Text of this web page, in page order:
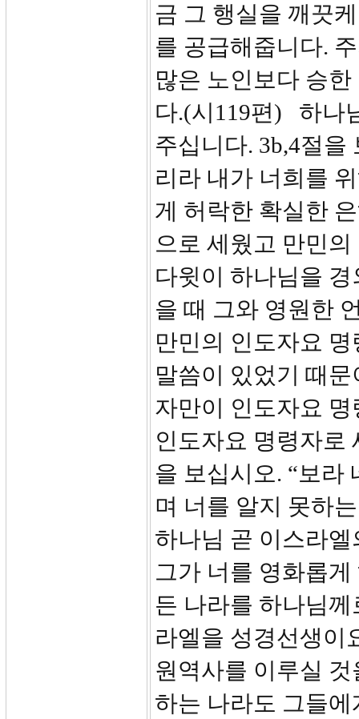
금 그 행실을 깨끗
를 공급해줍니다.
많은 노인보다 승
다.(시119편) 하나
주십니다. 3b,4절을
리라 내가 너희를
게 허락한 확실한
으로 세웠고 만민
다윗이 하나님을
을 때 그와 영원한
만민의 인도자요
말씀이 있었기 때
자만이 인도자요
인도자요 명령자로
을 보십시오. “보라
며 너를 알지 못하
하나님 곧 이스라
그가 너를 영화롭
든 나라를 하나님
라엘을 성경선생이
원역사를 이루실
하는 나라도 그들